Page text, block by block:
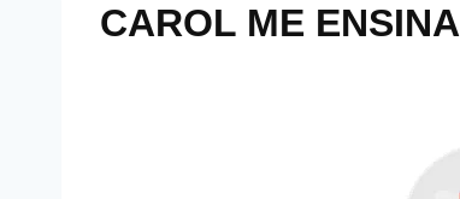
CAROL ME ENSINA